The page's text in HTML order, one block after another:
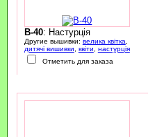
B-40: Настурція
Другие вышивки: велика квітка
дитячі вишивки
квіти
настурція
Отметить для заказа